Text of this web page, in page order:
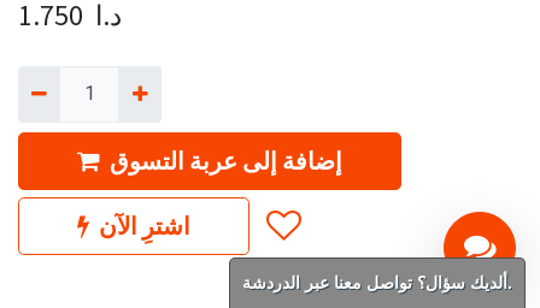
1.750 د.ا
إضافة إلى عربة التسوق
اشترِ الآن
ألديك سؤال؟ تواصل معنا عبر الدردشة.